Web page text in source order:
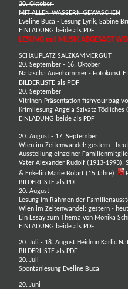
20. Oktober
MIT ALLEN WASSERN GEWASCHEN
Eveline Buca- Lesung Lyrik, Sabine
EINLADUNG beide als PDF
LESUNG mit MUSIK ABGESAGT
SCHAUPLATZ SALZKAMMERGUT
20. September - 16. Oktober
Natascha Auenhammer - Fotokunst
BILDERLISTE als PDF
20. September
Vitrinen-Präsentation fishyourbag
Krimilesung Angela Szivatz Tödliches
EINLADUNG beide als PDF
20. August - 17. September
Wien im Zeitenwandel: gestern -
Ausstellung einzelner
Vater Alexander Rudolf (1913-1993),
& Enkelin Marie Bolart (15 Jahre)
BILDERLISTE als PDF
20. August
Lesung im Rahmen der
Wien im Zeitenwandel: gestern -
Ein Essay zum Thema von Monika
EINLADUNG beide als PDF
20. Juli - 18. August Heidrun Karlic
BILDERLISTE als PDF
20. Juli
Spontanlesung Eveline Buca
20. Juni